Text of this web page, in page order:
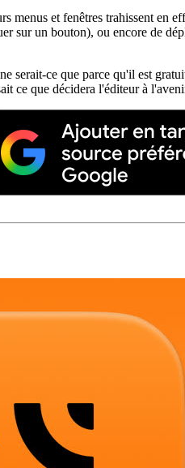
menus et fenêtres trahissent
sur un bouton), ou encore de
ce que parce qu'il est
ce que décidera l'éditeur à